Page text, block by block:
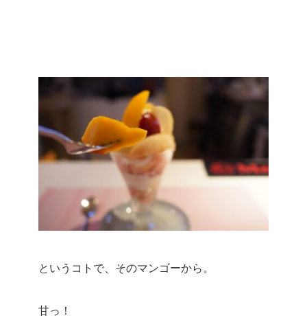
というコトで、そのマンゴーから。
甘っ！